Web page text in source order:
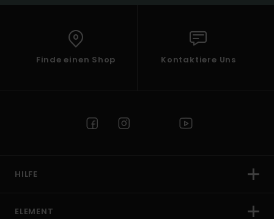
Finde einen Shop Kontaktiere Uns
HILFE
ELEMENT